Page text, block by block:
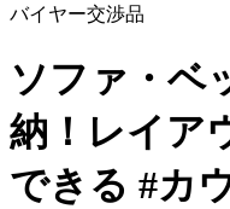
バイヤー交渉品
ソファ・ベ
納！レイア
できる #カ